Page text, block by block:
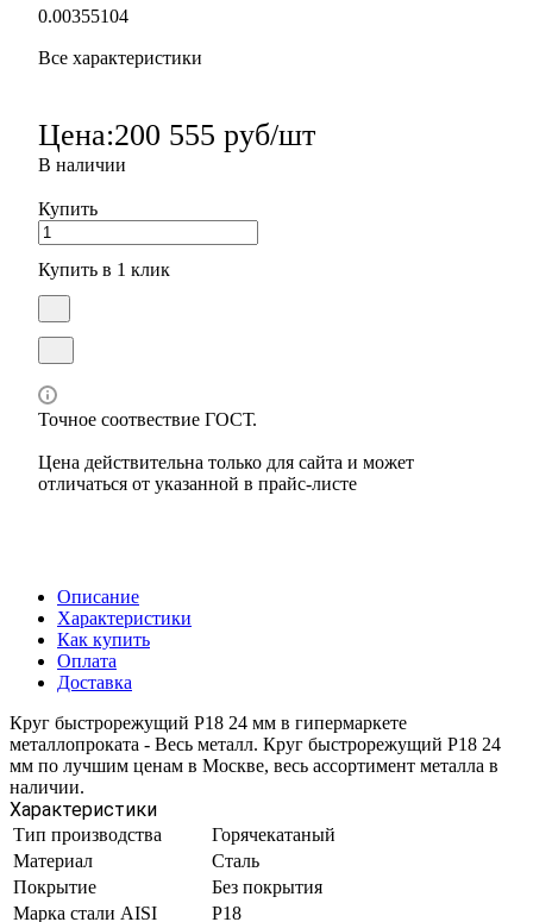
0.00355104
Все характеристики
Цена:200 555 руб/шт
В наличии
Купить
Купить в 1 клик
Точное соотвествие ГОСТ.
Цена действительна только для сайта и может
отличаться от указанной в прайс-листе
Описание
Характеристики
Как купить
Оплата
Доставка
Круг быстрорежущий Р18 24 мм в гипермаркете
металлопроката - Весь металл. Круг быстрорежущий Р18 24
мм по лучшим ценам в Москве, весь ассортимент металла в
наличии.
Характеристики
Тип производства
Горячекатаный
Материал
Сталь
Покрытие
Без покрытия
Марка стали AISI
Р18